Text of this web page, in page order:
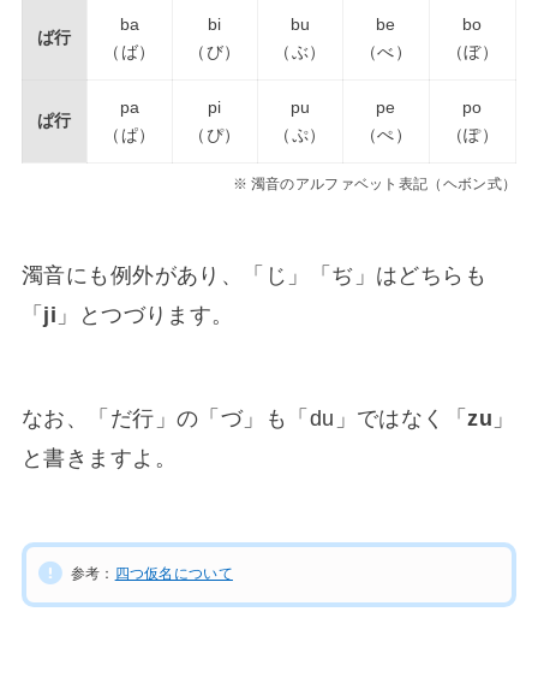
ば行
ba
（ば）
bi
（び）
bu
（ぶ）
be
（べ）
bo
（ぼ）
ぱ行
pa
（ぱ）
pi
（ぴ）
pu
（ぷ）
pe
（ぺ）
po
（ぽ）
濁音のアルファベット表記（ヘボン式）
濁音にも例外があり、「じ」「ぢ」はどちらも
「 ji 」とつづります。
なお、「だ行」の「づ」も「du」ではなく「zu 」
と書きますよ。
参考： 四つ仮名について